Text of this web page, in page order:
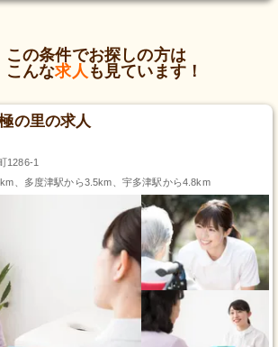
この条件でお探しの方は
こんな求人 も見ています！
の里の求人
1286-1
、多度津駅から3.5km、宇多津駅から4.8km